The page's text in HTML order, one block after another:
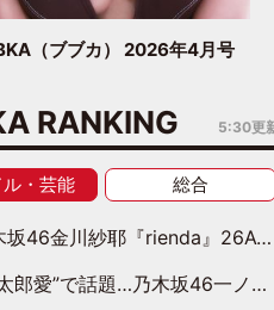
（ブブカ） 2026年4月号
RANKING 5:30更
・芸能 総合
46金川紗耶『rienda』26AW LOOKモデルに就任
話題…乃木坂46一ノ瀬美空、地元福岡『めんべい25周年トップサポーター』に就任